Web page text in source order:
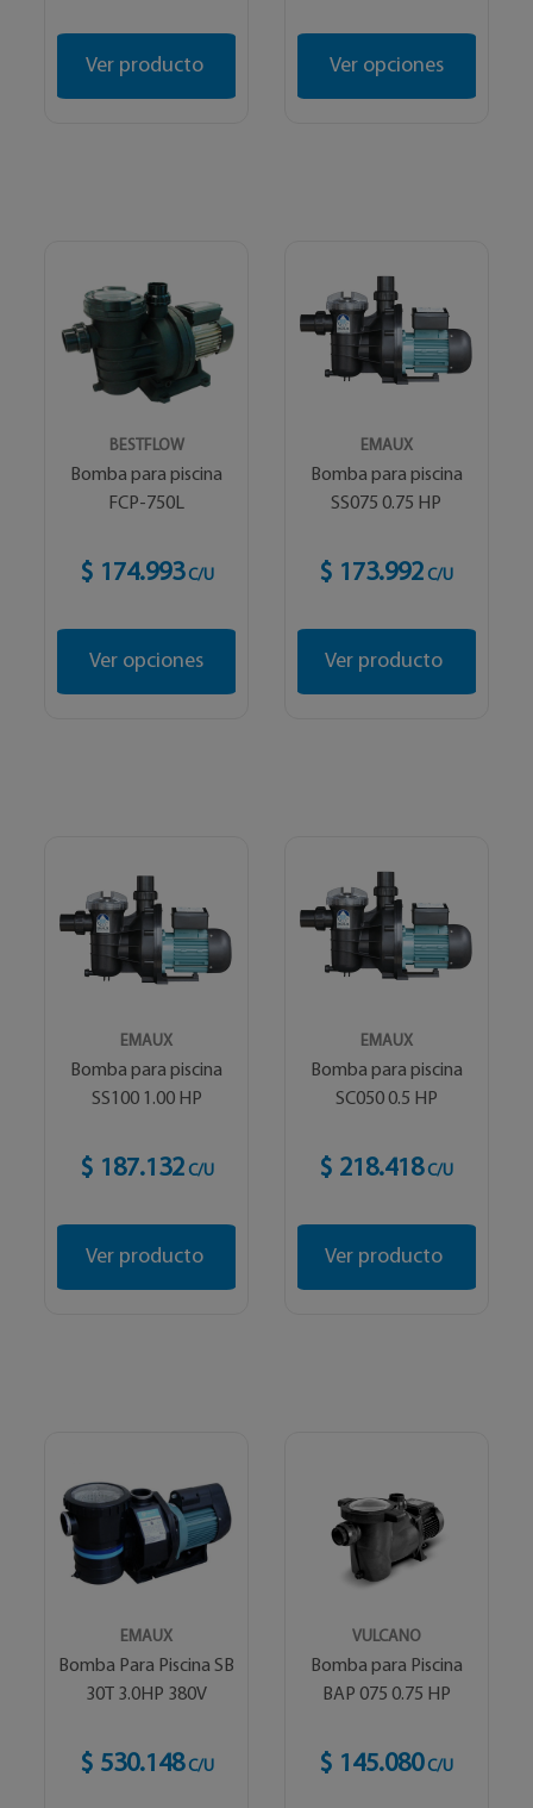
Ver producto Ver opciones
BESTFLOW
Bomba para piscina
FCP-750L
$ 174.993 C/U
Ver opciones
EMAUX
Bomba para piscina
SS075 0.75 HP
$ 173.992 C/U
Ver producto
EMAUX
Bomba para piscina
SS100 1.00 HP
$ 187.132 C/U
Ver producto
EMAUX
Bomba para piscina
SC050 0.5 HP
$ 218.418 C/U
Ver producto
EMAUX
Bomba Para Piscina SB
30T 3.0HP 380V
$ 530.148 C/U
VULCANO
Bomba para Piscina
BAP 075 0.75 HP
$ 145.080 C/U